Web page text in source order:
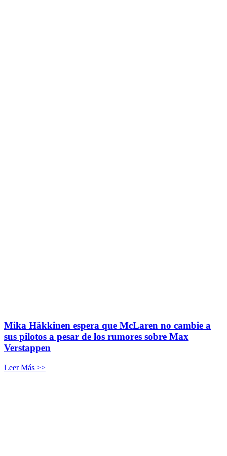
Mika Häkkinen espera que McLaren no cambie a
sus pilotos a pesar de los rumores sobre Max
Verstappen
Leer Más >>